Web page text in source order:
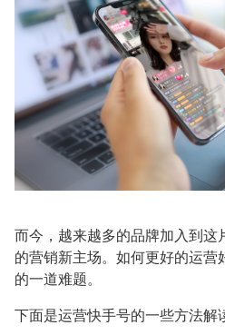
而今，越来越多的品牌加入到这
的营销新主场。如何更好的运
的一道难题。
下面是运营快手号的一些方法解